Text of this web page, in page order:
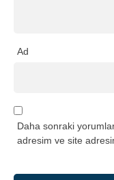
Ad
Daha sonraki
adresim ve site